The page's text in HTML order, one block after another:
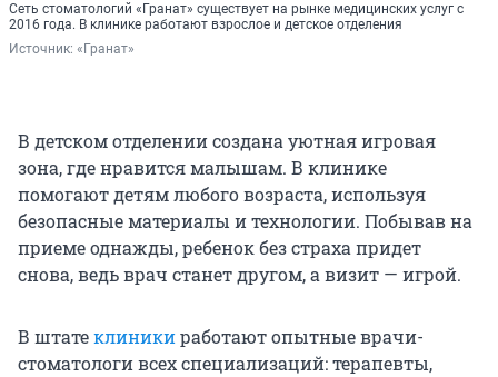
Сеть стоматологий «Гранат» существует на рынке медицинских услуг с
2016 года. В клинике работают взрослое и детское отделения
Источник: «Гранат»
В детском отделении создана уютная игровая
зона, где нравится малышам. В клинике
помогают детям любого возраста, используя
безопасные материалы и технологии. Побывав на
приеме однажды, ребенок без страха придет
снова, ведь врач станет другом, а визит — игрой.
В штатеклиникиработают опытные врачи-
стоматологи всех специализаций: терапевты,